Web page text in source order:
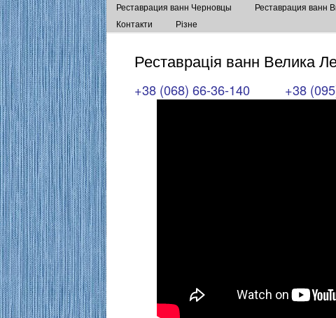
Реставрация ванн Черновцы
Реставрация ванн
Контакти
Різне
Реставрація ванн Велика
+38 (068) 66-36-140 +38